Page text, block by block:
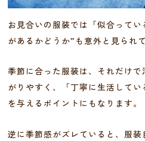
お見合いの服装では「似合って
があるかどうか”も意外と見られ
季節に合った服装は、それだけ
がりやすく、「丁寧に生活して
を与えるポイントにもなります。
逆に季節感がズレていると、服